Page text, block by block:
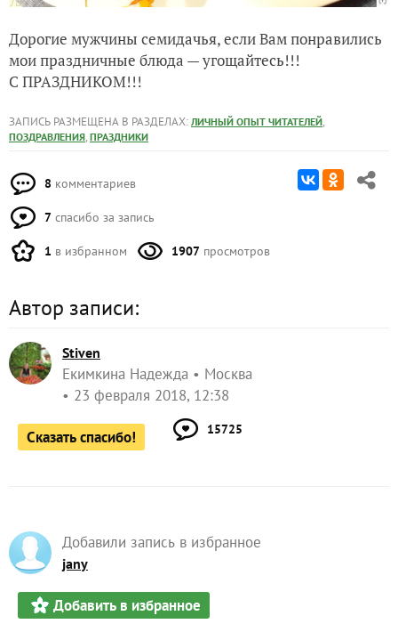
Дорогие мужчины семидачья, если Вам понравились
мои праздничные блюда — угощайтесь!!!
С ПРАЗДНИКОМ!!!
ЗАПИСЬ РАЗМЕЩЕНА В РАЗДЕЛАХ: ЛИЧНЫЙ ОПЫТ ЧИТАТЕЛЕЙ,
ПОЗДРАВЛЕНИЯ, ПРАЗДНИКИ
8 комментариев
7 спасибо за запись
1 в избранном 1907 просмотров
Автор записи:
Stiven
Екимкина Надежда
Москва
23 февраля 2018, 12:38
Сказать спасибо! 15725
Добавили запись в избранное
jany
Добавить в избранное